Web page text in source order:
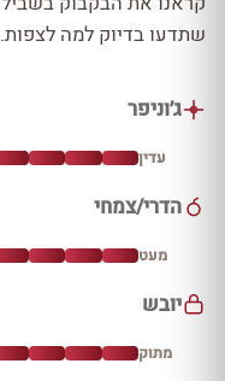
שתדעו בדיוק למה לצפות.
ג׳וניפר
עדין
הדרי/צמחי
מעט
יובש
מתוק